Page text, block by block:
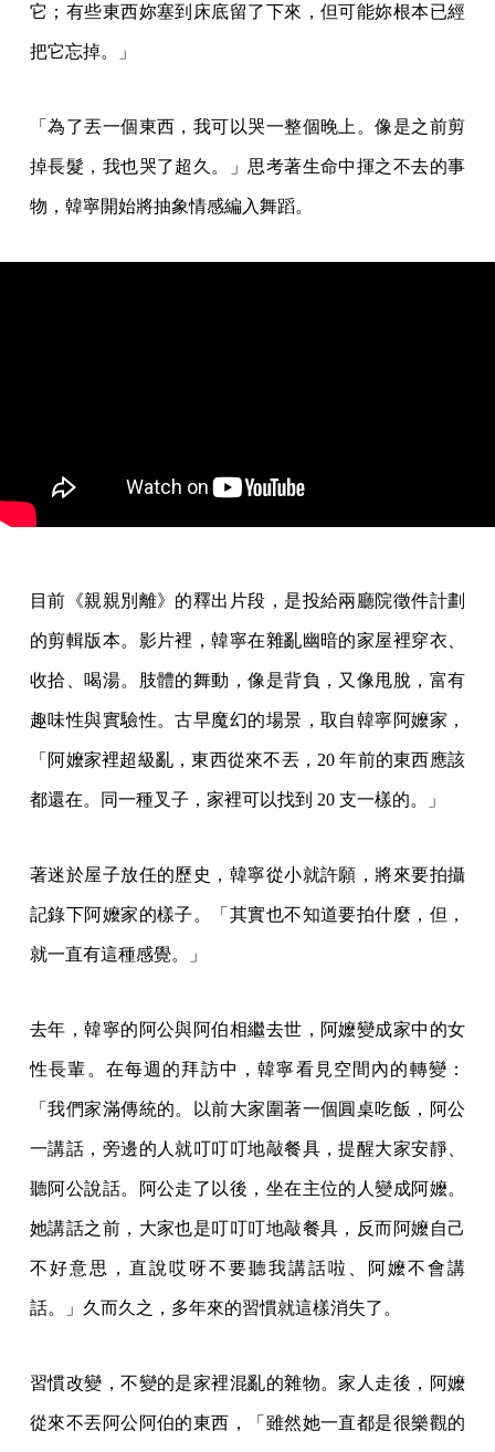
它；有些東西妳塞到床底留了下來，但可能妳根本已經
把它忘掉。」
「為了丟一個東西，我可以哭一整個晚上。像是之前剪
掉長髮，我也哭了超久。」思考著生命中揮之不去的事
物，韓寧開始將抽象情感編入舞蹈。
目前《親親別離》的釋出片段，是投給兩廳院徵件計劃
的剪輯版本。影片裡，韓寧在雜亂幽暗的家屋裡穿衣、
收拾、喝湯。肢體的舞動，像是背負，又像甩脫，富有
趣味性與實驗性。古早魔幻的場景，取自韓寧阿嬤家，
「阿嬤家裡超級亂，東西從來不丟，20 年前的東西應該
都還在。同一種叉子，家裡可以找到 20 支一樣的。」
著迷於屋子放任的歷史，韓寧從小就許願，將來要拍攝
記錄下阿嬤家的樣子。「其實也不知道要拍什麼，但，
就一直有這種感覺。」
去年，韓寧的阿公與阿伯相繼去世，阿嬤變成家中的女
性長輩。在每週的拜訪中，韓寧看見空間內的轉變：
「我們家滿傳統的。以前大家圍著一個圓桌吃飯，阿公
一講話，旁邊的人就叮叮叮地敲餐具，提醒大家安靜、
聽阿公說話。阿公走了以後，坐在主位的人變成阿嬤。
她講話之前，大家也是叮叮叮地敲餐具，反而阿嬤自己
不好意思，直說哎呀不要聽我講話啦、阿嬤不會講
話。」久而久之，多年來的習慣就這樣消失了。
習慣改變，不變的是家裡混亂的雜物。家人走後，阿嬤
從來不丟阿公阿伯的東西，「雖然她一直都是很樂觀的